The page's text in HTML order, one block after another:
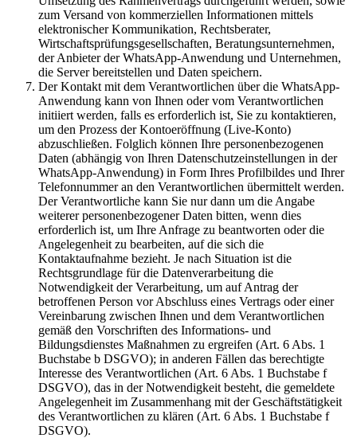
zum Versand von kommerziellen Informationen mittels
elektronischer Kommunikation, Rechtsberater,
Wirtschaftsprüfungsgesellschaften, Beratungsunternehmen,
der Anbieter der WhatsApp-Anwendung und Unternehmen,
die Server bereitstellen und Daten speichern.
Der Kontakt mit dem Verantwortlichen über die WhatsApp-
Anwendung kann von Ihnen oder vom Verantwortlichen
initiiert werden, falls es erforderlich ist, Sie zu kontaktieren,
um den Prozess der Kontoeröffnung (Live-Konto)
abzuschließen. Folglich können Ihre personenbezogenen
Daten (abhängig von Ihren Datenschutzeinstellungen in der
WhatsApp-Anwendung) in Form Ihres Profilbildes und Ihrer
Telefonnummer an den Verantwortlichen übermittelt werden.
Der Verantwortliche kann Sie nur dann um die Angabe
weiterer personenbezogener Daten bitten, wenn dies
erforderlich ist, um Ihre Anfrage zu beantworten oder die
Angelegenheit zu bearbeiten, auf die sich die
Kontaktaufnahme bezieht. Je nach Situation ist die
Rechtsgrundlage für die Datenverarbeitung die
Notwendigkeit der Verarbeitung, um auf Antrag der
betroffenen Person vor Abschluss eines Vertrags oder einer
Vereinbarung zwischen Ihnen und dem Verantwortlichen
gemäß den Vorschriften des Informations- und
Bildungsdienstes Maßnahmen zu ergreifen (Art. 6 Abs. 1
Buchstabe b DSGVO); in anderen Fällen das berechtigte
Interesse des Verantwortlichen (Art. 6 Abs. 1 Buchstabe f
DSGVO), das in der Notwendigkeit besteht, die gemeldete
Angelegenheit im Zusammenhang mit der Geschäftstätigkeit
des Verantwortlichen zu klären (Art. 6 Abs. 1 Buchstabe f
DSGVO).